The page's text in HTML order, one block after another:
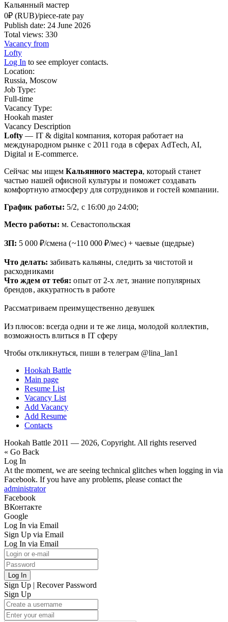
Кальянный мастер
0₽ (RUB)/piece-rate pay
Publish date: 24 June 2026
Total views: 330
Vacancy from
Lofty
Log In to see employer contacts.
Location:
Russia, Moscow
Job Type:
Full-time
Vacancy Type:
Hookah master
Vacancy Description
Lofty — IT & digital компания, которая работает на
международном рынке с 2011 года в сферах AdTech, AI,
Digital и E-commerce.
Сейчас мы ищемКальянного мастера, который станет
частью нашей офисной культуры и поможет создавать
комфортную атмосферу для сотрудников и гостей компании.
График работы: 5/2, с 16:00 до 24:00;
Место работы: м. Севастопольская
ЗП: 5 000 ₽/смена (~110 000 ₽/мес) + чаевые (щедрые)
Что делать: забивать кальяны, следить за чистотой и
расходниками
Что ждем от тебя: опыт от 2-х лет, знание популярных
брендов, аккуратность в работе
Рассматриваем преимущественно девушек
Из плюсов: всегда одни и те же лица, молодой коллектив,
возможность влиться в IT сферу
Чтобы откликнуться, пиши в телеграм @lina_lan1
Hookah Battle
Main page
Resume List
Vacancy List
Add Vacancy
Add Resume
Contacts
Hookah Battle 2011 — 2026, Copyright. All rights reserved
« Go Back
Log In
At the moment, we are seeing technical glitches when logging in via
Facebook. If you have any problems, please contact the
administrator
Facebook
ВКонтакте
Google
Log In via Email
Sign Up via Email
Log In via Email
Log In
Sign Up | Recover Password
Sign Up